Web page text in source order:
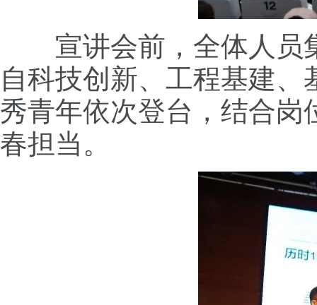
宣讲会前，全体人员
自科技创新、工程基建
秀青年依次登台，结合岗
春担当。